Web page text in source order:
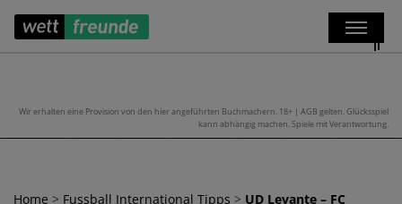
Wir erhalten eine Provision von den hier angeführten Buchmachern. 18+ | AGB gelten. Glücksspiel
kann abhängig machen. Spiele mit Verantwortung.
Home > Fussball International Tipps > UD Levante – FC